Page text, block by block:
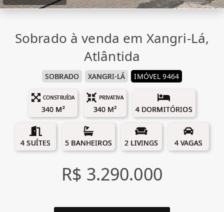
Sobrado à venda em Xangri-Lá,
Atlântida
SOBRADO XANGRI-LÁ IMÓVEL 9464
CONSTRUÍDA
340 M²
PRIVATIVA
340 M² 4 DORMITÓRIOS
4 SUÍTES 5 BANHEIROS 2 LIVINGS 4 VAGAS
R$ 3.290.000